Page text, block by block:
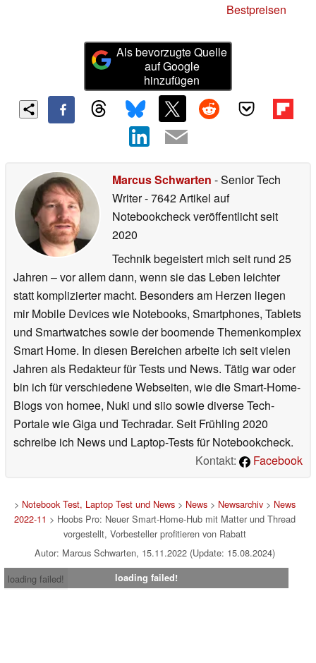
Bestpreisen
Als bevorzugte Quelle
auf Google
hinzufügen
Marcus Schwarten - Senior Tech
Writer- 7642 Artikel auf
Notebookcheck veröffentlichtseit
2020
Technik begeistert mich seit rund 25
Jahren – vor allem dann, wenn sie das Leben leichter
statt komplizierter macht. Besonders am Herzen liegen
mir Mobile Devices wie Notebooks, Smartphones, Tablets
und Smartwatches sowie der boomende Themenkomplex
Smart Home. In diesen Bereichen arbeite ich seit vielen
Jahren als Redakteur für Tests und News. Tätig war oder
bin ich für verschiedene Webseiten, wie die Smart-Home-
Blogs von homee, Nuki und siio sowie diverse Tech-
Portale wie Giga und Techradar. Seit Frühling 2020
schreibe ich News und Laptop-Tests für Notebookcheck.
Kontakt:
Facebook
> Notebook Test, Laptop Test und News> News> Newsarchiv> News
2022-11 > Hoobs Pro: Neuer Smart-Home-Hub mit Matter und Thread
vorgestellt, Vorbesteller profitieren von Rabatt
Autor: Marcus Schwarten, 15.11.2022 (Update: 15.08.2024)
loading failed!
loading failed!